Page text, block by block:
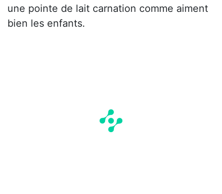
une pointe de lait carnation comme aiment
bien les enfants.